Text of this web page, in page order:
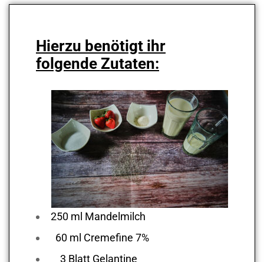
Hierzu benötigt ihr
folgende Zutaten:
250 ml Mandelmilch
60 ml Cremefine 7%
3 Blatt Gelantine